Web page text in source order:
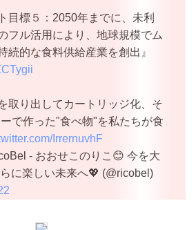
目標５：2050年までに、未利
フル活用により、地球規模でム
続的な食料供給産業を創出』
取り出してカートリッジ化、そ
で作った"食べ物"を私たちが食
IrrernuvhF
- おおせこのりこ😊 今を大
に楽しい未来へ💖 (@ricobel)